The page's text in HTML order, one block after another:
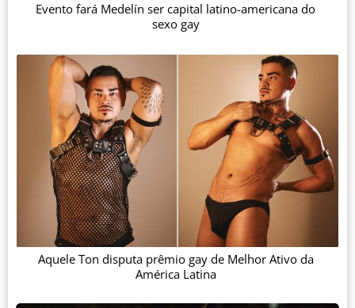
Evento fará Medelín ser capital latino-americana do
sexo gay
Aquele Ton disputa prêmio gay de Melhor Ativo da
América Latina